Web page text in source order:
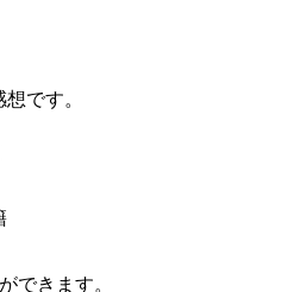
です。
できます。